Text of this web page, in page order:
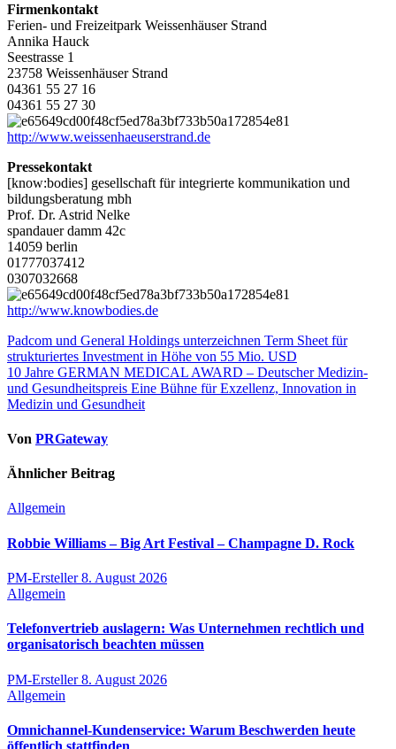
Firmenkontakt
Ferien- und Freizeitpark Weissenhäuser Strand
Annika Hauck
Seestrasse 1
23758 Weissenhäuser Strand
04361 55 27 16
04361 55 27 30
http://www.weissenhaeuserstrand.de
Pressekontakt
[know:bodies] gesellschaft für integrierte kommunikation und
bildungsberatung mbh
Prof. Dr. Astrid Nelke
spandauer damm 42c
14059 berlin
01777037412
0307032668
http://www.knowbodies.de
Beitragsnavigation
Padcom und General Holdings unterzeichnen Term Sheet für
strukturiertes Investment in Höhe von 55 Mio. USD
10 Jahre GERMAN MEDICAL AWARD – Deutscher Medizin-
und Gesundheitspreis Eine Bühne für Exzellenz, Innovation in
Medizin und Gesundheit
Von PRGateway
Ähnlicher Beitrag
Allgemein
Robbie Williams – Big Art Festival – Champagne D. Rock
PM-Ersteller8. August 2026
Allgemein
Telefonvertrieb auslagern: Was Unternehmen rechtlich und
organisatorisch beachten müssen
PM-Ersteller8. August 2026
Allgemein
Omnichannel-Kundenservice: Warum Beschwerden heute
öffentlich stattfinden